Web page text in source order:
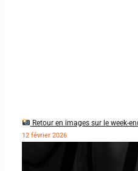
Retour en images sur le week-
12 février 2026